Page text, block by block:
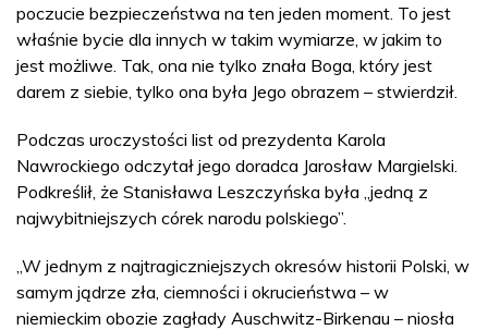
poczucie bezpieczeństwa na ten jeden moment. To jest
właśnie bycie dla innych w takim wymiarze, w jakim to
jest możliwe. Tak, ona nie tylko znała Boga, który jest
darem z siebie, tylko ona była Jego obrazem – stwierdził.
Podczas uroczystości list od prezydenta Karola
Nawrockiego odczytał jego doradca Jarosław Margielski.
Podkreślił, że Stanisława Leszczyńska była „jedną z
najwybitniejszych córek narodu polskiego”.
„W jednym z najtragiczniejszych okresów historii Polski, w
samym jądrze zła, ciemności i okrucieństwa – w
niemieckim obozie zagłady Auschwitz-Birkenau – niosła